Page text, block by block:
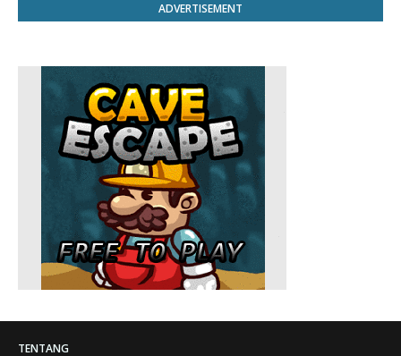
ADVERTISEMENT
TENTANG